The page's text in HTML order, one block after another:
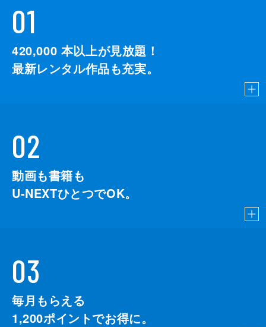
01
420,000 本以上が見放題！
最新レンタル作品も充実。
02
動画も書籍も
U-NEXTひとつでOK。
03
毎月もらえる
1,200ポイントでお得に。